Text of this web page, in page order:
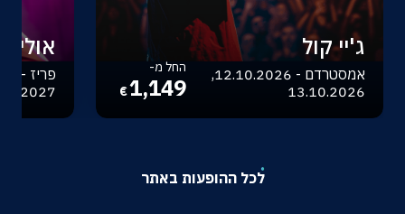
ג'יי קול
אמסטרדם - 12.10.2026,
13.10.2026
החל מ-
1,149
€
לכל ההופעות באתר